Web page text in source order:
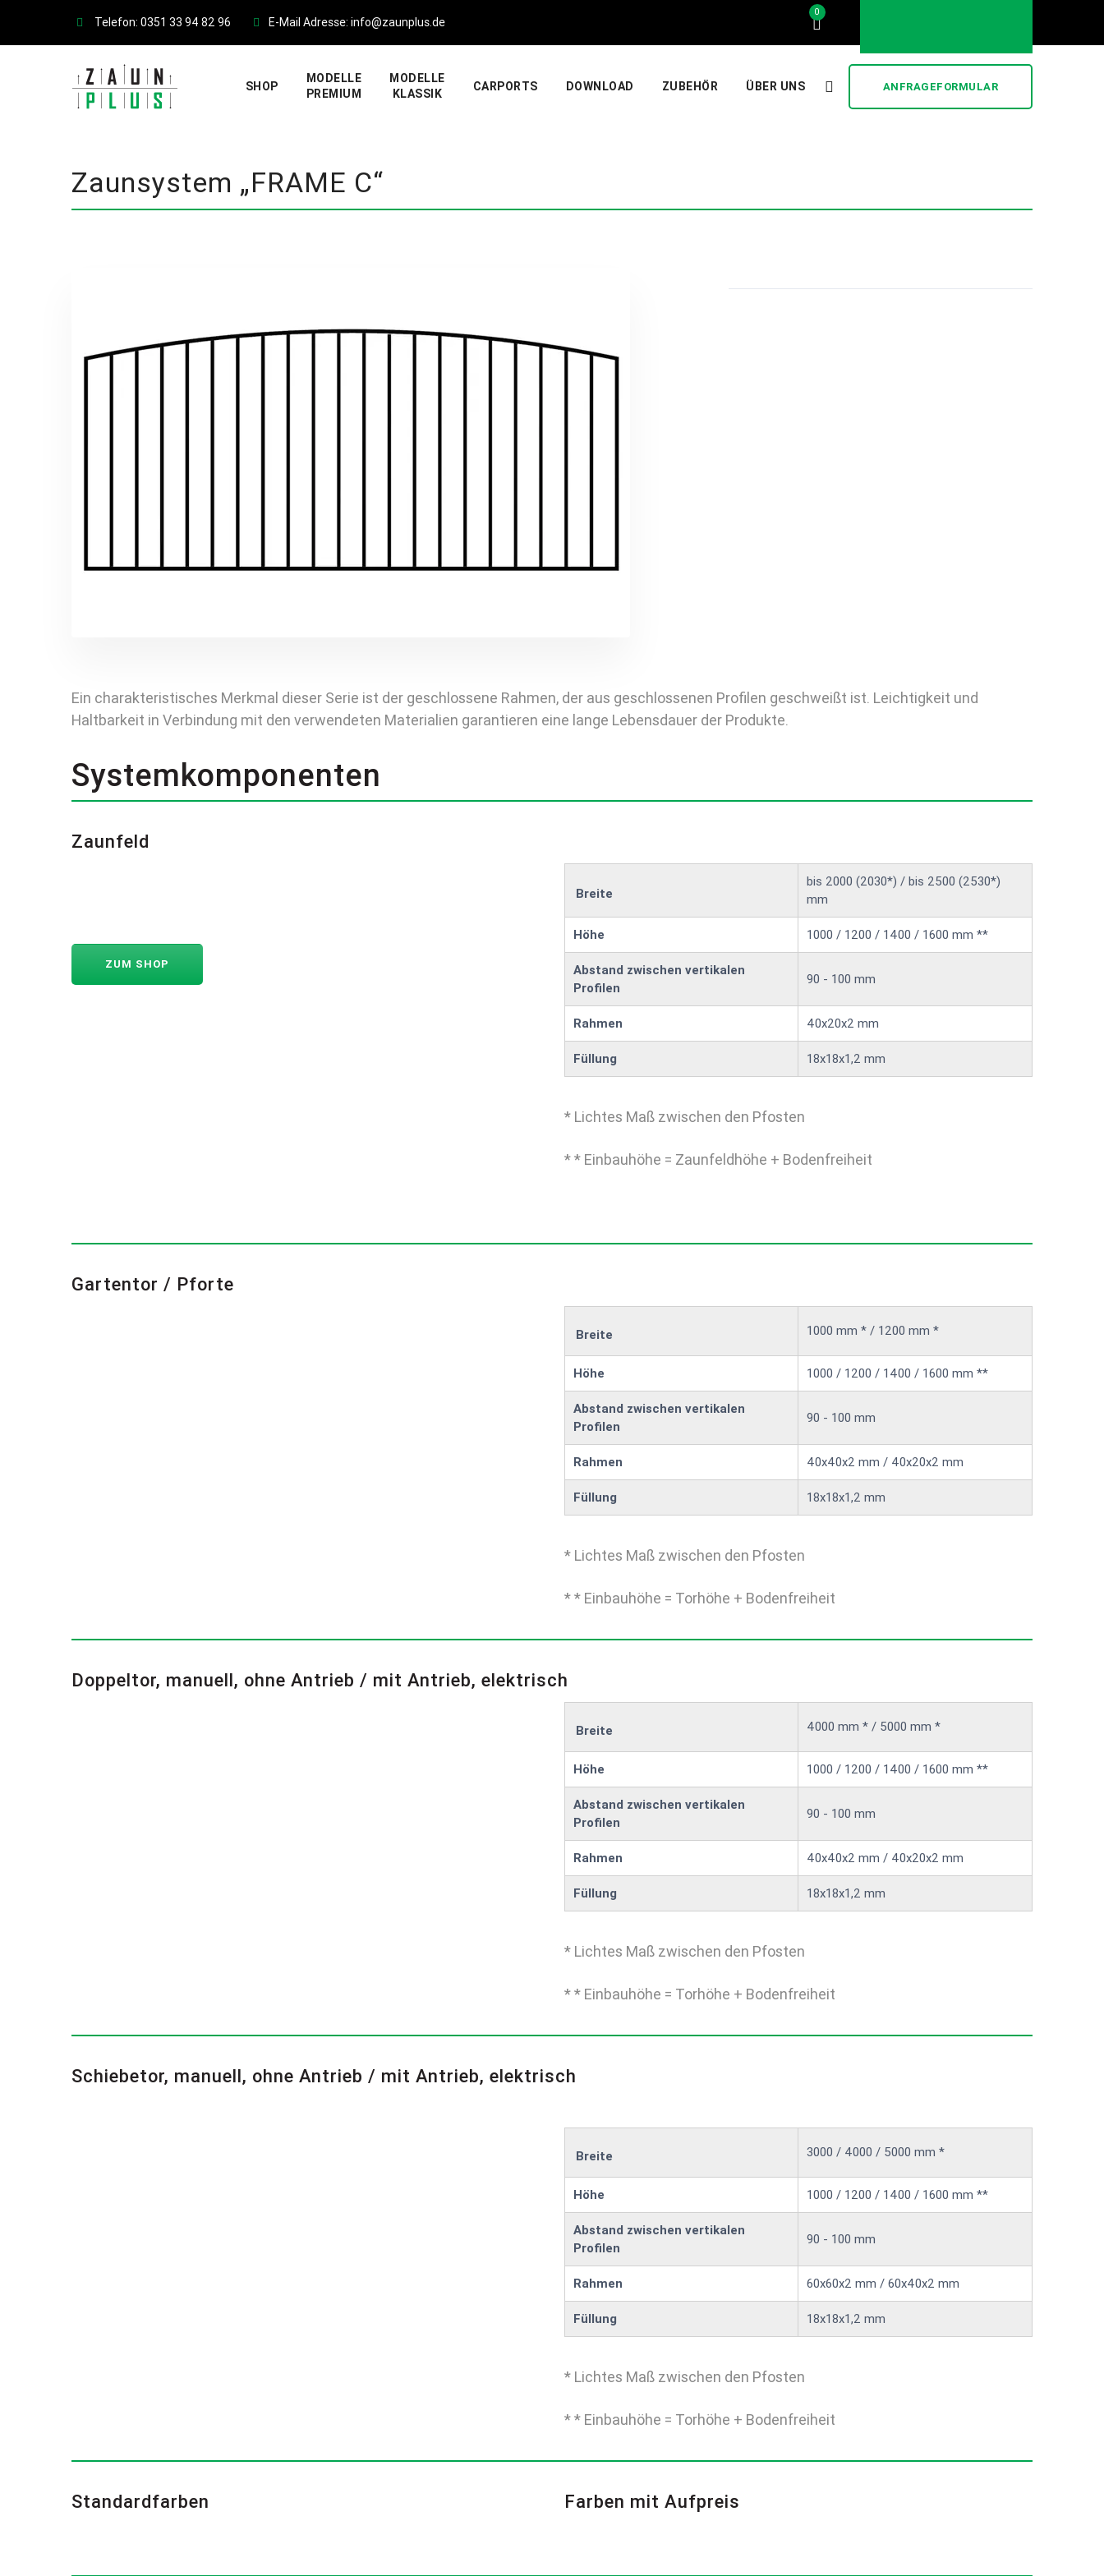
Telefon: 0351 33 94 82 96 E-Mail Adresse: info@zaunplus.de
0
SHOP
MODELLE
PREMIUM
MODELLE
KLASSIK
CARPORTS DOWNLOAD ZUBEHÖR ÜBER UNS ANFRAGEFORMULAR
Zaunsystem „FRAME C“
Ein charakteristisches Merkmal dieser Serie ist der geschlossene Rahmen, der aus geschlossenen Profilen geschweißt ist. Leichtigkeit und
Haltbarkeit in Verbindung mit den verwendeten Materialien garantieren eine lange Lebensdauer der Produkte.
Systemkomponenten
Zaunfeld
ZUM SHOP
Breite
bis 2000 (2030*) / bis 2500 (2530*)
mm
Höhe 1000 / 1200 / 1400 / 1600 mm **
Abstand zwischen vertikalen
Profilen
90 - 100 mm
Rahmen 40x20x2 mm
Füllung 18x18x1,2 mm
* Lichtes Maß zwischen den Pfosten
* * Einbauhöhe = Zaunfeldhöhe + Bodenfreiheit
Gartentor / Pforte
Breite 1000 mm * / 1200 mm *
Höhe 1000 / 1200 / 1400 / 1600 mm **
Abstand zwischen vertikalen
Profilen
90 - 100 mm
Rahmen 40x40x2 mm / 40x20x2 mm
Füllung 18x18x1,2 mm
* Lichtes Maß zwischen den Pfosten
* * Einbauhöhe = Torhöhe + Bodenfreiheit
Doppeltor, manuell, ohne Antrieb / mit Antrieb, elektrisch
Breite 4000 mm * / 5000 mm *
Höhe 1000 / 1200 / 1400 / 1600 mm **
Abstand zwischen vertikalen
Profilen
90 - 100 mm
Rahmen 40x40x2 mm / 40x20x2 mm
Füllung 18x18x1,2 mm
* Lichtes Maß zwischen den Pfosten
* * Einbauhöhe = Torhöhe + Bodenfreiheit
Schiebetor, manuell, ohne Antrieb / mit Antrieb, elektrisch
Breite 3000 / 4000 / 5000 mm *
Höhe 1000 / 1200 / 1400 / 1600 mm **
Abstand zwischen vertikalen
Profilen
90 - 100 mm
Rahmen 60x60x2 mm / 60x40x2 mm
Füllung 18x18x1,2 mm
* Lichtes Maß zwischen den Pfosten
* * Einbauhöhe = Torhöhe + Bodenfreiheit
Standardfarben Farben mit Aufpreis